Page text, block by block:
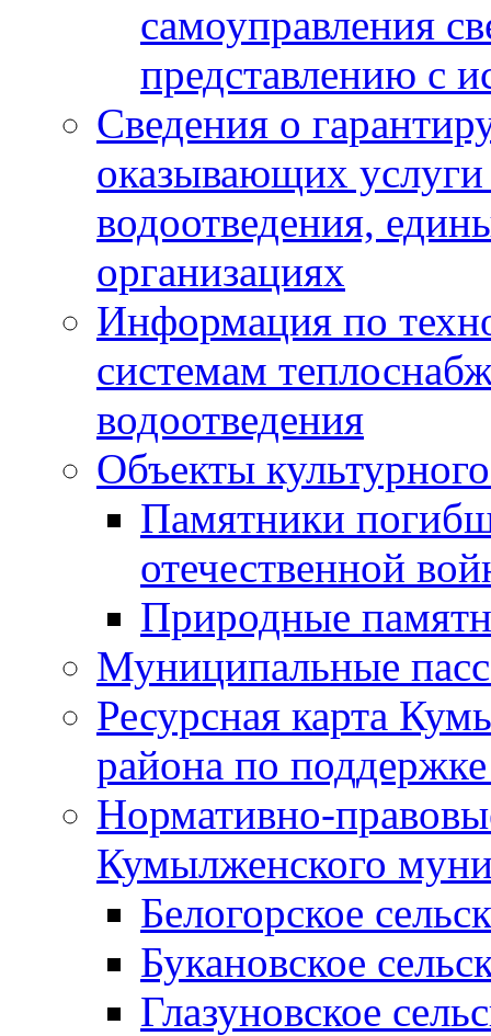
самоуправления
представлению с
Сведения о
оказывающих
водоотведения,
организациях
Информация по
системам
водоотведения
Объекты
Памятники
отечественной
Природные
Муниципальные
Ресурсная карта
района по
Нормативно-
Кумылженского
Белогорское
Букановское
Глазуновское